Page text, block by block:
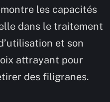
les capacités
dans le traitement
et son
attrayant pour
des filigranes.